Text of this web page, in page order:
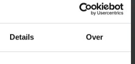
Details Over
’t Laar officieel